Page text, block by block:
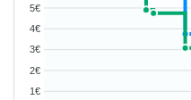
5€
4€
3€
2€
1€